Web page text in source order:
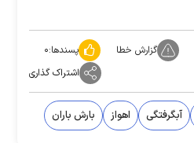
گزارش خطا پسندها:۰
اشتراک گذاری
آبگرفتگی اهواز بارش باران